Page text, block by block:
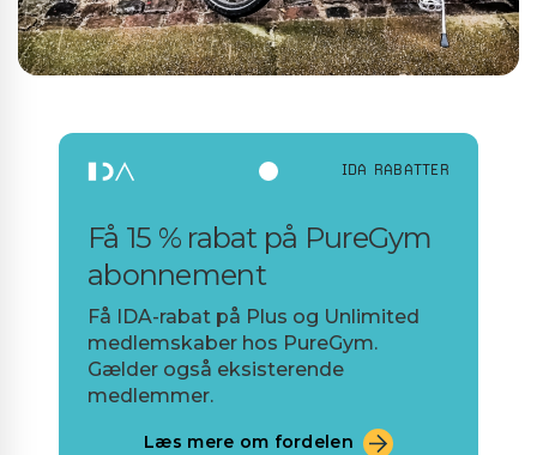
IDA RABATTER
Få 15 % rabat på PureGym
abonnement
Få IDA-rabat på Plus og Unlimited
medlemskaber hos PureGym.
Gælder også eksisterende
medlemmer.
Læs mere om fordelen